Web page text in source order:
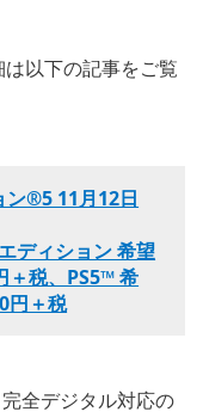
以下の記事をご覧
ン®5 11月12日
ディション 希望
＋税、PS5™ 希
円＋税
全デジタル対応の